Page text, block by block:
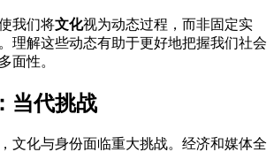
我们将文化视为动态过程，而非固定实
理解这些动态有助于更好地把握我们社会
面性。
当代挑战
文化与身份面临重大挑战。经济和媒体全